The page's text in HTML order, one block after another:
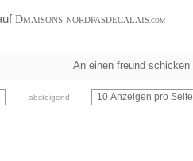
DMAISONS-NORDPASDECALAIS.COM
An einen freund schicken
absteigend 10 Anzeigen pro Seite